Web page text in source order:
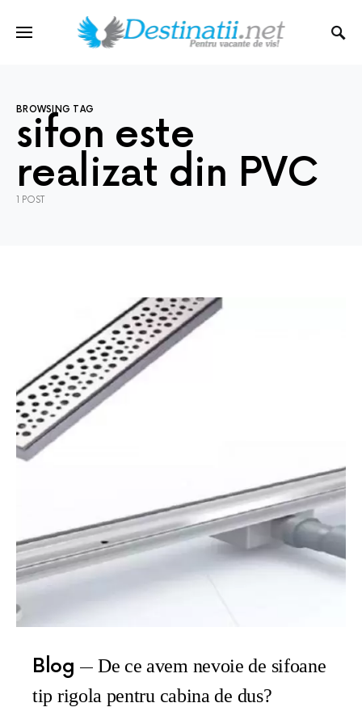
BROWSING TAG
sifon este
realizat din PVC
1 POST
Blog
De ce avem nevoie de sifoane
tip rigola pentru cabina de dus?